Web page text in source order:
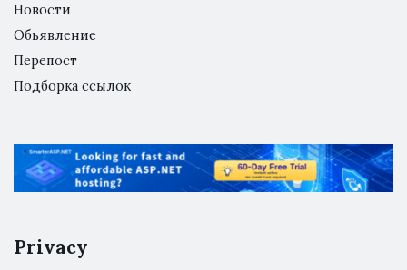
Новости
Обьявление
Перепост
Подборка ссылок
Privacy